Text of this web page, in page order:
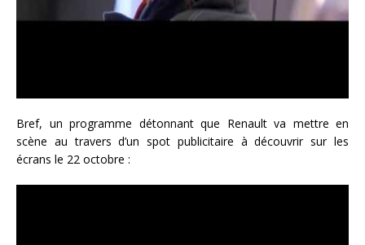
Bref, un programme détonnant que Renault va mettre en
scène au travers d’un spot publicitaire à découvrir sur les
écrans le 22 octobre :